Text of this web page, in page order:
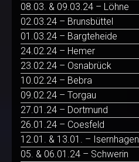
08.03. & 09.03.24 – Löhne
02.03.24 – Brunsbüttel
01.03.24 – Bargteheide
24.02.24 – Hemer
23.02.24 – Osnabrück
10.02.24 – Bebra
09.02.24 – Torgau
27.01.24 – Dortmund
26.01.24 – Coesfeld
12.01. & 13.01. – Isernhagen
05. & 06.01.24 – Schwerin